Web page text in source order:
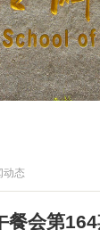
动态
餐会第